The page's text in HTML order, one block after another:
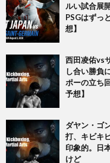
ルい試合展
PSGはずっ
想】
西田凌佑vs
し合い勝負
ポーの立ち
予想】
ダヤン・ゴ
打、キビキ
印象的。日
けど